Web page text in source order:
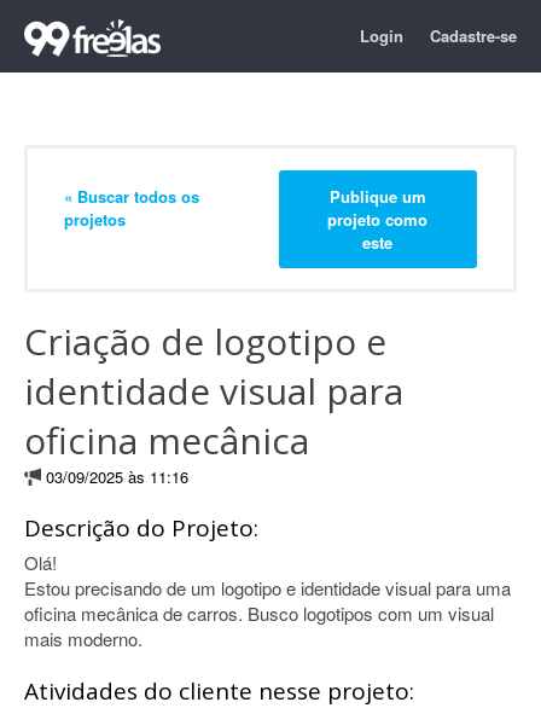
Login Cadastre-se
« Buscar todos os
projetos
Publique um
projeto como
este
Criação de logotipo e
identidade visual para
oficina mecânica
03/09/2025 às 11:16
Descrição do Projeto:
Olá!
Estou precisando de um logotipo e identidade visual para uma
oficina mecânica de carros. Busco logotipos com um visual
mais moderno.
Atividades do cliente nesse projeto: